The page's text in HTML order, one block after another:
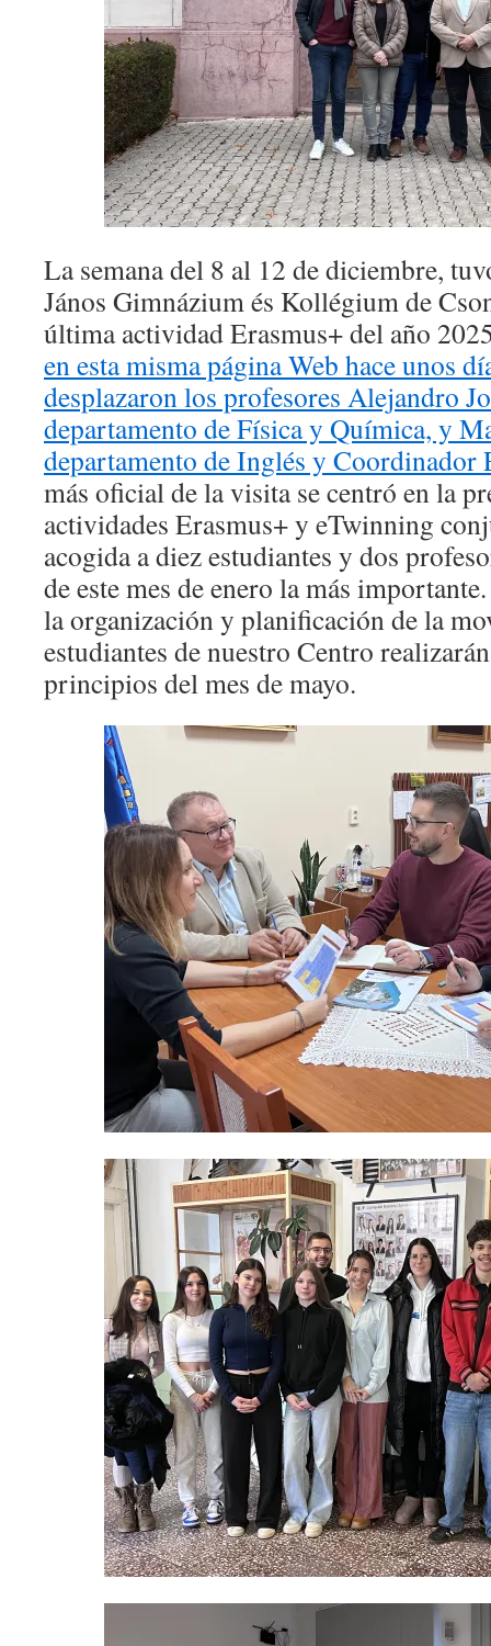
La semana del 8 al 12 de diciembre,
János Gimnázium és Kollégium de
última actividad Erasmus+ del año
en esta misma página Web hace unos
desplazaron los profesores Alejandro
departamento de Física y Química, y
departamento de Inglés y Coordinador
más oficial de la visita se centró en la
actividades Erasmus+ y eTwinning
acogida a diez estudiantes y dos
de este mes de enero la más
la organización y planificación de la
estudiantes de nuestro Centro
principios del mes de mayo.